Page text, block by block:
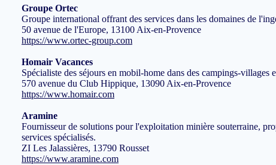
Groupe Ortec
Groupe international offrant des services dans les domaines de
50 avenue de l'Europe, 13100 Aix-en-Provence
https://www.ortec-group.com
Homair Vacances
Spécialiste des séjours en mobil-home dans des campings-villages
570 avenue du Club Hippique, 13090 Aix-en-Provence
https://www.homair.com
Aramine
Fournisseur de solutions pour l'exploitation minière souterraine,
services spécialisés.
ZI Les Jalassières, 13790 Rousset
https://www.aramine.com